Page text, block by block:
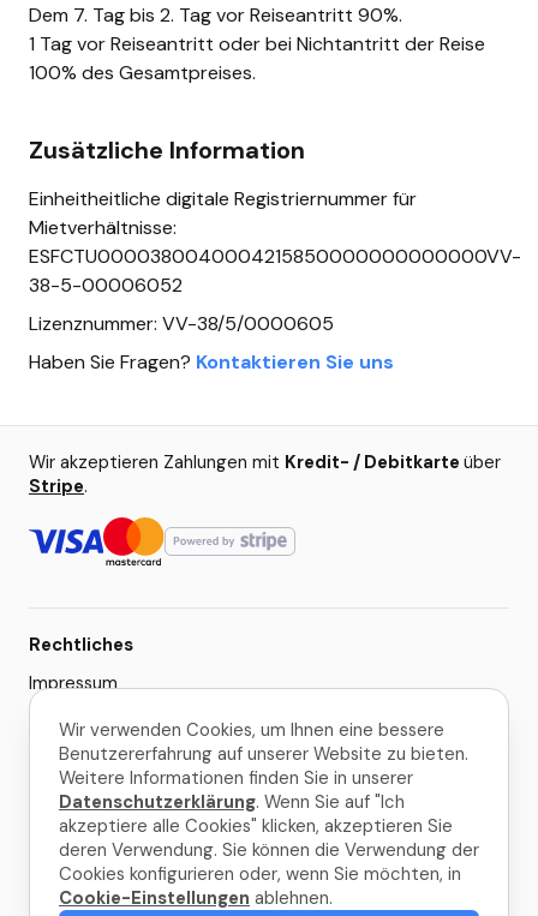
Dem 7. Tag bis 2. Tag vor Reiseantritt 90%.
1 Tag vor Reiseantritt oder bei Nichtantritt der Reise
100% des Gesamtpreises.
Zusätzliche Information
Einheitheitliche digitale Registriernummer für
Mietverhältnisse:
ESFCTU0000380040004215850000000000000VV-
38-5-00006052
Lizenznummer: VV-38/5/0000605
Haben Sie Fragen? Kontaktieren Sie uns
Wir akzeptieren Zahlungen mit Kredit- / Debitkarte über
Stripe.
Rechtliches
Impressum
AGB
Datenschutzerklärung
Cookie-Einstellungen
© 2026 La Palma Travel
Gemacht mit
in La Palma
Wir verwenden Cookies, um Ihnen eine bessere
Benutzererfahrung auf unserer Website zu bieten.
Weitere Informationen finden Sie in unserer
Datenschutzerklärung. Wenn Sie auf "Ich
akzeptiere alle Cookies" klicken, akzeptieren Sie
deren Verwendung. Sie können die Verwendung der
Cookies konfigurieren oder, wenn Sie möchten, in
Cookie-Einstellungen ablehnen.